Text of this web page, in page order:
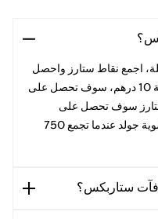
اجمع نقاط ستارز واحصل
على مكافآت. عند كل عملية شراء بقيمة 10 درهم، سوف تحصل على
كل 250 نقطة ستارز سوف تحصل على
مشروب مجاناً. ستحصل على درجة عضوية جولد عندما تجمع 750
ستاربكس؟